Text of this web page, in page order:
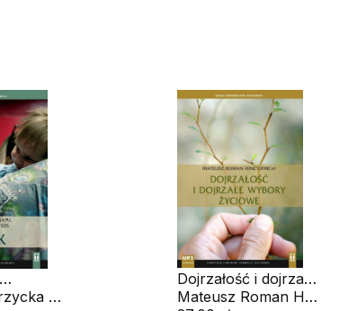
s. Beata Zarzycka ZSAPU, ks. Krzysztof Wons SDS
Dojrzałość i dojrzałe
wybory życiowe
Mateusz Roman Hinc OFMCap.